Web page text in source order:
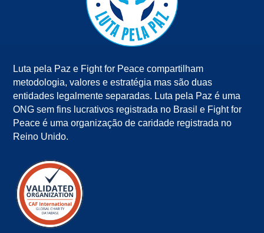
Luta pela Paz e Fight for Peace compartilham
metodologia, valores e estratégia mas são duas
entidades legalmente separadas. Luta pela Paz é uma
ONG sem fins lucrativos registrada no Brasil e Fight for
Peace é uma organização de caridade registrada no
Reino Unido.